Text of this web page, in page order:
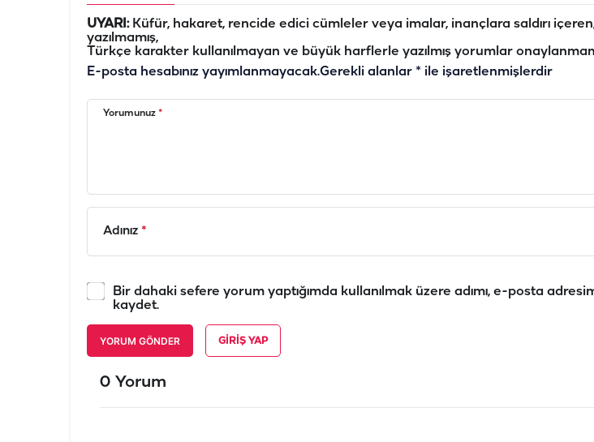
UYARI:Küfür, hakaret, rencide edici cümleler veya imalar, inançlara saldırı
yazılmamış,
Türkçe karakter kullanılmayan ve büyük harflerle yazılmış yorumlar
E-posta hesabınız yayımlanmayacak.Gerekli alanlar * ile işaretlenmişlerdir
Yorumunuz *
Adınız *
Bir dahaki sefere yorum yaptığımda kullanılmak üzere adımı, e-posta
kaydet.
YORUM GÖNDER GIRIŞ YAP
0 Yorum